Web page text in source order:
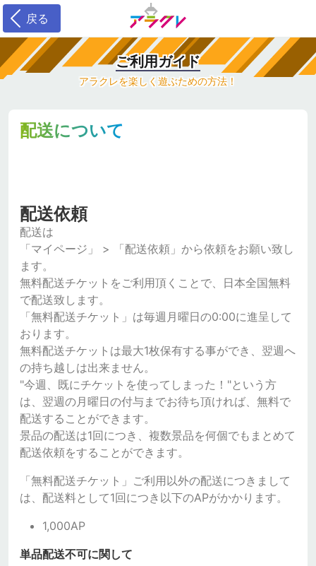
戻る
ご利用ガイド
アラクレを楽しく遊ぶための方法！
配送について
配送依頼
配送は
「マイページ」 > 「配送依頼」から依頼をお願い致し
ます。
無料配送チケットをご利用頂くことで、日本全国無料
で配送致します。
「無料配送チケット」は毎週月曜日の0:00に進呈して
おります。
無料配送チケットは最大1枚保有する事ができ、翌週へ
の持ち越しは出来ません。
"今週、既にチケットを使ってしまった！"という方
は、翌週の月曜日の付与までお待ち頂ければ、無料で
配送することができます。
景品の配送は1回につき、複数景品を何個でもまとめて
配送依頼をすることができます。
「無料配送チケット」ご利用以外の配送につきまして
は、配送料として1回につき以下のAPがかかります。
1,000AP
単品配送不可に関して